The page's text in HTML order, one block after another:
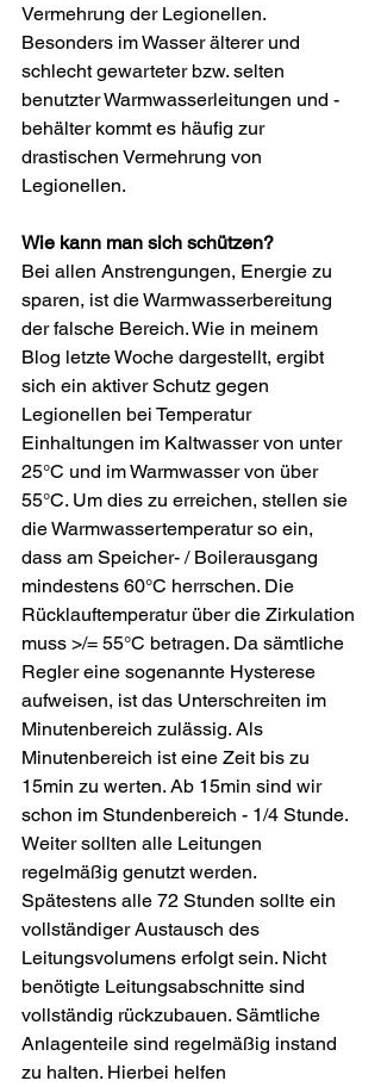
Vermehrung der Legionellen.
Besonders im Wasser älterer und
schlecht gewarteter bzw. selten
benutzter Warmwasserleitungen und -
behälter kommt es häufig zur
drastischen Vermehrung von
Legionellen.
Wie kann man sich schützen?
Bei allen Anstrengungen, Energie zu
sparen, ist die Warmwasserbereitung
der falsche Bereich. Wie in meinem
Blog letzte Woche dargestellt, ergibt
sich ein aktiver Schutz gegen
Legionellen bei Temperatur
Einhaltungen im Kaltwasser von unter
25°C und im Warmwasser von über
55°C. Um dies zu erreichen, stellen sie
die Warmwassertemperatur so ein,
dass am Speicher- / Boilerausgang
mindestens 60°C herrschen. Die
Rücklauftemperatur über die Zirkulation
muss >/= 55°C betragen. Da sämtliche
Regler eine sogenannte Hysterese
aufweisen, ist das Unterschreiten im
Minutenbereich zulässig. Als
Minutenbereich ist eine Zeit bis zu
15min zu werten. Ab 15min sind wir
schon im Stundenbereich - 1/4 Stunde.
Weiter sollten alle Leitungen
regelmäßig genutzt werden.
Spätestens alle 72 Stunden sollte ein
vollständiger Austausch des
Leitungsvolumens erfolgt sein. Nicht
benötigte Leitungsabschnitte sind
vollständig rückzubauen. Sämtliche
Anlagenteile sind regelmäßig instand
zu halten. Hierbei helfen